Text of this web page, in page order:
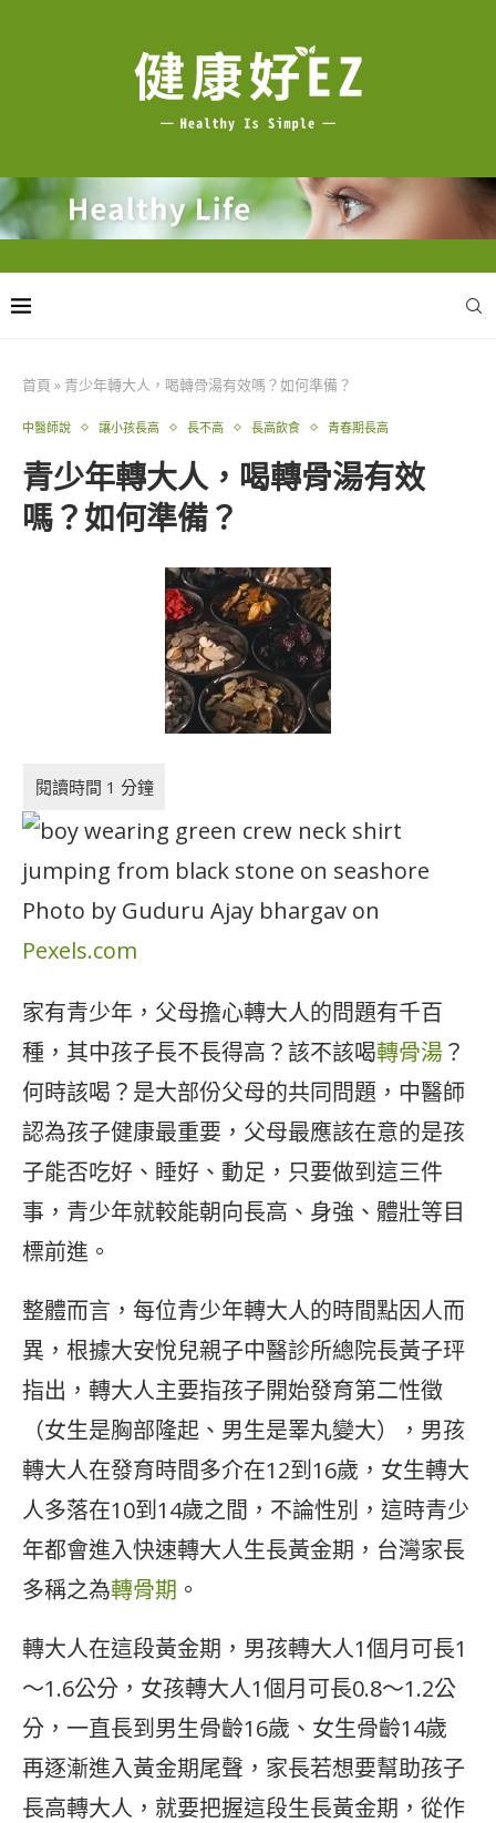
首頁 » 青少年轉大人，喝轉骨湯有效嗎？如何準備？
中醫師說 讓小孩長高 長不高 長高飲食 青春期長高
青少年轉大人，喝轉骨湯有效
嗎？如何準備？
Photo by Guduru Ajay bhargav on
Pexels.com
家有青少年，父母擔心轉大人的問題有千百
種，其中孩子長不長得高？該不該喝轉骨湯？
何時該喝？是大部份父母的共同問題，中醫師
認為孩子健康最重要，父母最應該在意的是孩
子能否吃好、睡好、動足，只要做到這三件
事，青少年就較能朝向長高、身強、體壯等目
標前進。
整體而言，每位青少年轉大人的時間點因人而
異，根據大安悅兒親子中醫診所總院長黃子玶
指出，轉大人主要指孩子開始發育第二性徵
（女生是胸部隆起、男生是睪丸變大），男孩
轉大人在發育時間多介在12到16歲，女生轉大
人多落在10到14歲之間，不論性別，這時青少
年都會進入快速轉大人生長黃金期，台灣家長
多稱之為轉骨期 。
轉大人在這段黃金期，男孩轉大人1個月可長1
～1.6公分，女孩轉大人1個月可長0.8～1.2公
分，一直長到男生骨齡16歲、女生骨齡14歲
再逐漸進入黃金期尾聲，家長若想要幫助孩子
長高轉大人，就要把握這段生長黃金期，從作